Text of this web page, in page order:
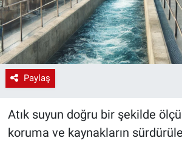
Paylaş
Atık suyun doğru bir şekilde
koruma ve kaynakların